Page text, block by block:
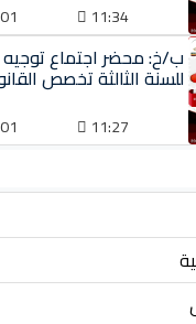
11:34
ب/خ: محضر اجتماع توجيه
للسنة الثالثة تخصص
11:27